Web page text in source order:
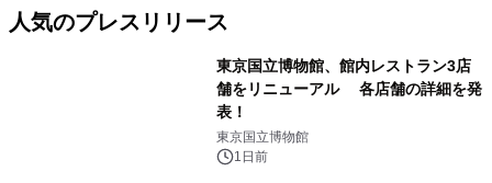
人気のプレスリリース
東京国立博物館、館内レストラン3店
舗をリニューアル 各店舗の詳細を発
表！
東京国立博物館
1日前